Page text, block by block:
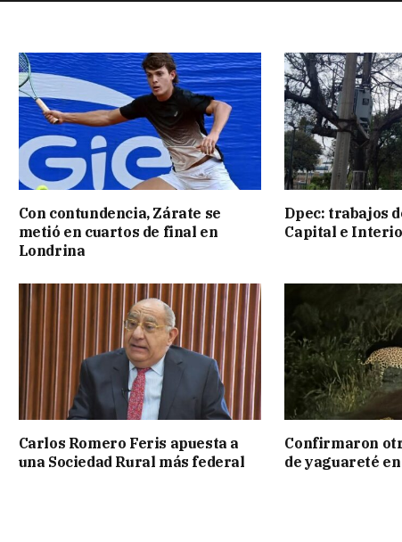
Con contundencia, Zárate se
metió en cuartos de final en
Londrina
Dpec: trabajos
Capital e
Carlos Romero Feris apuesta a
una Sociedad Rural más federal
Confirmaron
de yaguareté